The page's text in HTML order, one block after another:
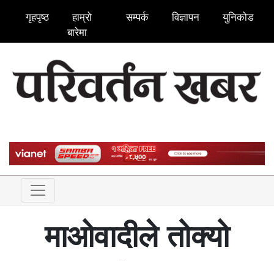
गृहपृष्ठ
हाम्रो
बारेमा
सम्पर्क विज्ञापन युनिकोड
माओवादीले तोक्यो